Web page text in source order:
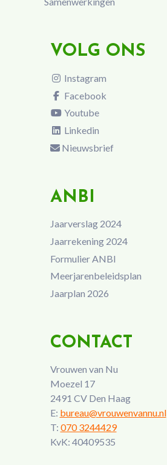
VOLG ONS
Instagram
Facebook
Youtube
Linkedin
Nieuwsbrief
ANBI
Jaarverslag 2024
Jaarrekening 2024
Formulier ANBI
Meerjarenbeleidsplan
Jaarplan 2026
CONTACT
Vrouwen van Nu
Moezel 17
2491 CV Den Haag
E: bureau@vrouwenvannu.nl
T: 070 3244429
KvK: 40409535